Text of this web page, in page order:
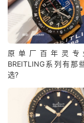
原单厂百年灵专
BREITLING系列有那
选?